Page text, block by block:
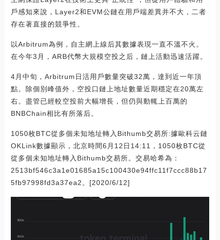
戶感知來說，Layer2和EVM公鏈在用戶端差異并不大，二者
存在著直接的競爭性。
以Arbitrum為例，自主網上線后其數據表現一直不溫不火。
在今年3月，ARB代幣大規模空投之后，鏈上活動迅速活躍。
4月中旬，Arbitrum日活用戶數量突破32萬，達到近一年頂
點。除個別峰值外，空投口鏈上地址數量近期穩定在20萬左
右。盡管已經較空投前大幅增長，但仍與動輒上百萬的
BNBChain相比有所落后。
1050枚BTC從多個未知地址轉入Bithumb交易所:據歐科云鏈
OKLink數據顯示，北京時間6月12日14:11，1050枚BTC從
從多個未知地址轉入Bithumb交易所。交易哈希為：
2513bf546c3a1e01685a15c100430e94ffc11f7ccc88b17
5fb97998fd3a37ea2。[2020/6/12]